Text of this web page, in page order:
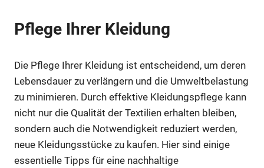
Pflege Ihrer Kleidung
Die Pflege Ihrer Kleidung ist entscheidend, um deren
Lebensdauer zu verlängern und die Umweltbelastung
zu minimieren. Durch effektive Kleidungspflege kann
nicht nur die Qualität der Textilien erhalten bleiben,
sondern auch die Notwendigkeit reduziert werden,
neue Kleidungsstücke zu kaufen. Hier sind einige
essentielle Tipps für eine nachhaltige